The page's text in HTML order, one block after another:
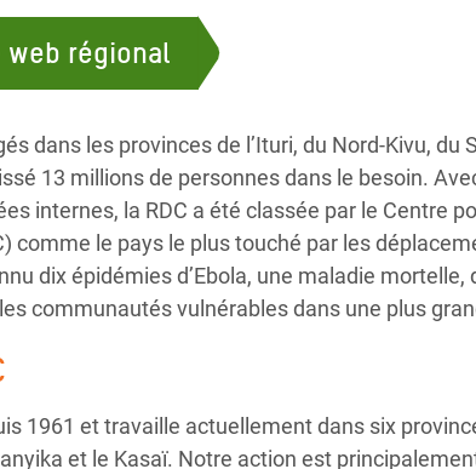
régional
dans les provinces de l’Ituri, du Nord-Kivu, du
13 millions de personnes dans le besoin.
internes, la RDC a été classée par le Centre
comme le pays le plus touché par les
dix épidémies d’Ebola, une maladie mortelle,
communautés vulnérables dans une plus
1961 et travaille actuellement dans six
et le Kasaï. Notre action est